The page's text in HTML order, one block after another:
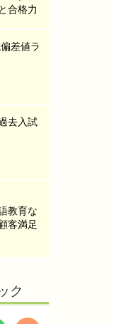
合格力
差値ラ
去入試
教育な
客満足
ク